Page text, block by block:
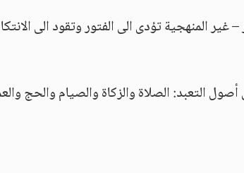
غير المنهجية تؤدى الى الفتور وتقود الى
التعبد: الصلاة والزكاة والصيام والحج